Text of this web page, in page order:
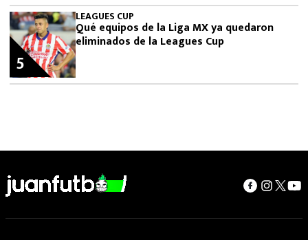
LEAGUES CUP
Qué equipos de la Liga MX ya quedaron
eliminados de la Leagues Cup
5